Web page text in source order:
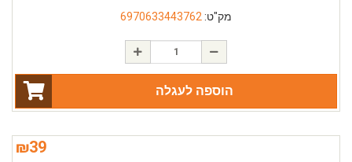
מק"ט: 6970633443762
הוספה לעגלה
₪39